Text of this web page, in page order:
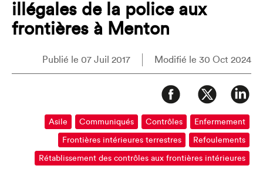
illégales de la police aux
frontières à Menton
Publié le 07 Juil 2017 Modifié le 30 Oct 2024
Asile Communiqués Contrôles Enfermement
Frontières intérieures terrestres Refoulements
Rétablissement des contrôles aux frontières intérieures